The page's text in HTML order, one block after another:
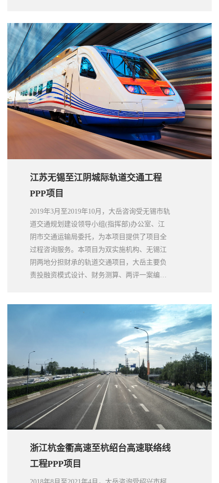
轨道交通基础设施项目运营管理效率和效益，
盘活了轨道集团存量基础设施，形成了良性投
资循环，拓宽了天津市轨道交通基础设施建设
资金来源，缓解了市政府资金压力，并推进了
天津市轨道交通基础设施项目投融资体制改
革。
江苏无锡至江阴城际轨道交通工程
PPP项目
2019年3月至2019年10月，大岳咨询受无锡市轨
道交通规划建设领导小组(指挥部)办公室、江
阴市交通运输局委托，为本项目提供了项目全
过程咨询服务。本项目为双实施机构、无锡江
阴两地分担财承的轨道交通项目，大岳主要负
责投融资模式设计、财务测算、两评一案编
是纳入国家发改委批复的《江苏省沿江城市群
城际轨道交通网规划(2012-2020) 》中的重点项
目，对构建无锡市域“一体两翼”空间结构、推
进锡澄一体化发展，整体提升区域综合竞争
力、满足人民群众美好生活需要，具有十分重
要的意义。
浙江杭金衢高速至杭绍台高速联络线
工程PPP项目